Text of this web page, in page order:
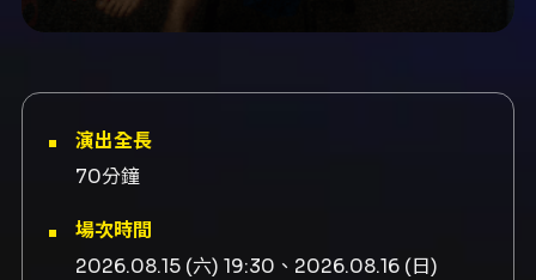
演出全長
70分鐘
場次時間
2026.08.15 (六) 19:30、2026.08.16 (日)